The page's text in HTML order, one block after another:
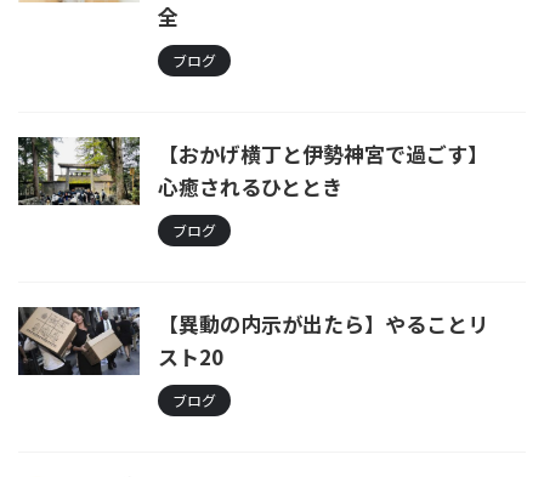
全
ブログ
【おかげ横丁と伊勢神宮で過ごす】
心癒されるひととき
ブログ
【異動の内示が出たら】やることリ
スト20
ブログ